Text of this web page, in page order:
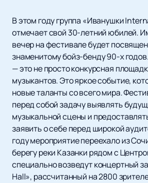
В этом году группа «Иванушки
отмечает свой 30-летний юбилей.
вечер на фестивале будет
знаменитому бойз-бенду 90-х
— это не просто конкурсная
музыкантов. Это яркое событие,
новые таланты со всего мира.
перед собой задачу выявлять
музыкальной сцены и
заявить о себе перед широкой
году мероприятие переехало из
берегу реки Казанки рядом с
специально возведут концертный
Hall», рассчитанный на 2800